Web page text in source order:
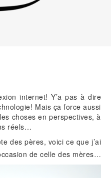
internet! Y’a pas à dire
Mais ça force aussi
choses en perspectives, à
réels…
des pères, voici ce que j’ai
de celle des mères…